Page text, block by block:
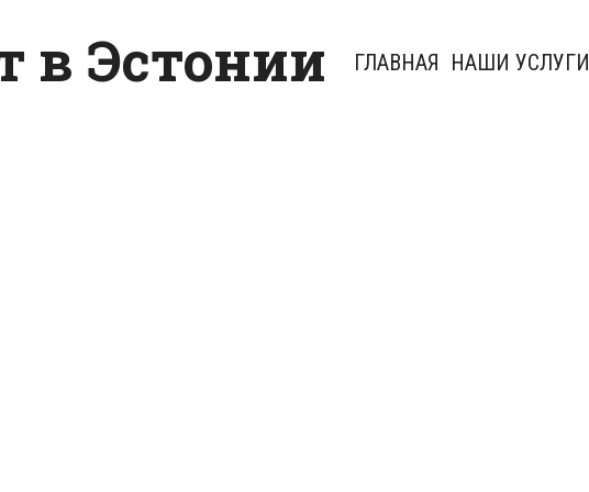
в Эстонии ГЛАВНАЯ НАШИ УСЛУГИ